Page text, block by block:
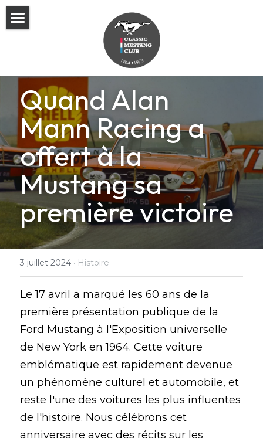
Adhesion au Club
Programme
Blog
Rechercher
Quand Alan
Mann Racing a
offert à la
Mustang sa
première victoire
3 juillet 2024 · Histoire
Le 17 avril a marqué les 60 ans de la
première présentation publique de la
Ford Mustang à l'Exposition universelle
de New York en 1964. Cette voiture
emblématique est rapidement devenue
un phénomène culturel et automobile, et
reste l'une des voitures les plus influentes
de l'histoire. Nous célébrons cet
anniversaire avec des récits sur les